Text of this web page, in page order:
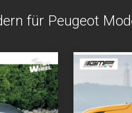
für Peugeot